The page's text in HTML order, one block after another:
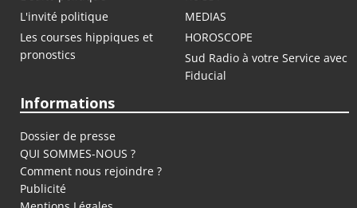
L'invité politique
MEDIAS
Les courses hippiques et
pronostics
HOROSCOPE
Sud Radio à votre Service avec
Fiducial
Informations
Dossier de presse
QUI SOMMES-NOUS ?
Comment nous rejoindre ?
Publicité